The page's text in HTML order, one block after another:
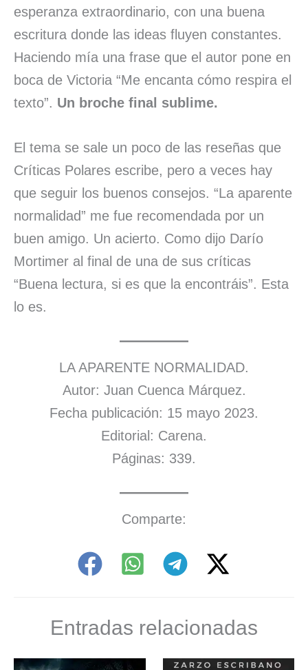
esperanza extraordinario, con una buena
escritura donde las ideas fluyen constantes.
Haciendo mía una frase que el autor pone en
boca de Victoria “Me encanta cómo respira el
texto”. Un broche final sublime.
El tema se sale un poco de las reseñas que
Críticas Polares escribe, pero a veces hay
que seguir los buenos consejos. “La aparente
normalidad” me fue recomendada por un
buen amigo. Un acierto. Como dijo Darío
Mortimer al final de una de sus críticas
“Buena lectura, si es que la encontráis”. Esta
lo es.
LA APARENTE NORMALIDAD.
Autor: Juan Cuenca Márquez.
Fecha publicación: 15 mayo 2023.
Editorial: Carena.
Páginas: 339.
Comparte:
Entradas relacionadas